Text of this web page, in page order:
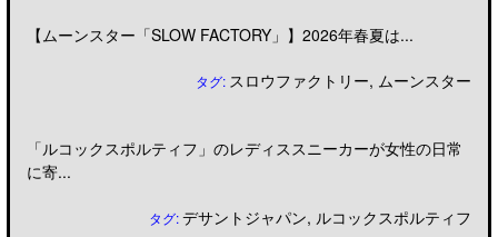
【ムーンスター「SLOW FACTORY」】2026年春夏は...
タグ: スロウファクトリー, ムーンスター
「ルコックスポルティフ」のレディススニーカーが女性の日常
に寄...
タグ:デサントジャパン, ルコックスポルティフ